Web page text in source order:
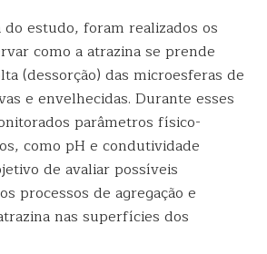
do estudo, foram realizados os
como a atrazina se prende
(dessorção) das microesferas de
e envelhecidas. Durante esses
parâmetros físico-
como pH e condutividade
de avaliar possíveis
processos de agregação e
nas superfícies dos